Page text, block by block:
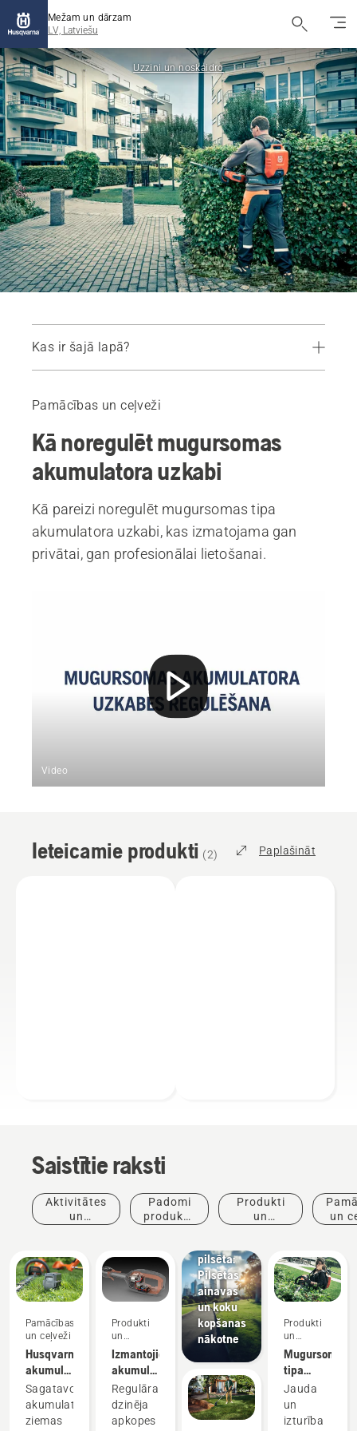
Mežam un dārzam
LV, Latviešu
Uzzini un noskaidro
Kas ir šajā lapā?
Pamācības un ceļveži
Kā noregulēt mugursomas
akumulatora uzkabi
Kā pareizi noregulēt mugursomas tipa
akumulatora uzkabi, kas izmatojama gan
privātai, gan profesionālai lietošanai.
Video
Ieteicamie produkti (2) Paplašināt
Saistītie raksti
Aktivitātes
un
Padomi
produktu
Produkti
un
un
Pamācības
un ceļveži
Husqvarna
akumulatoru
uzglabāšana
ziemā
Sagatavojoties
akumulatorus
ziemas
Produkti
un
inovācijas
Izmantojiet
akumulatora
tehniku
un
samaziniet
Regulāra
dzinēja
apkopes
un preses
relīzes
Husqvarna
pilsēta:
Pilsētas
ainavas
un koku
kopšanas
nākotne
Produkti
un
inovācijas
Mugursomas
tipa
akumulators
Jauda
un
izturība